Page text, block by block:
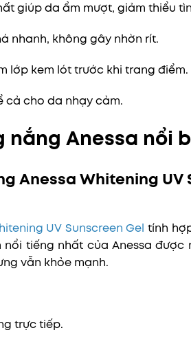
giúp da ẩm mượt, giảm thiểu
nhanh, không gây nhờn rít.
lớp kem lót trước khi trang điểm.
cả cho da nhạy cảm.
nắng Anessa nổi
Anessa Whitening UV
UV Sunscreen Gel tính
tiếng nhất của Anessa được
vẫn khỏe mạnh.
trực tiếp.